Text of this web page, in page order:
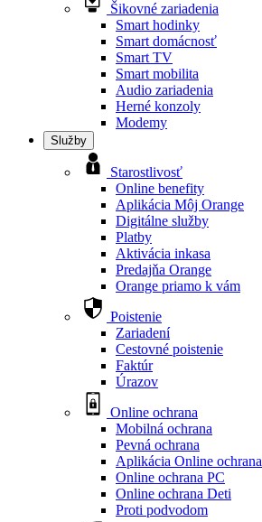
Šikovné zariadenia
Smart hodinky
Smart domácnosť
Smart TV
Smart mobilita
Audio zariadenia
Herné konzoly
Modemy
Služby
Starostlivosť
Online benefity
Aplikácia Môj Orange
Digitálne služby
Platby
Aktivácia inkasa
Predajňa Orange
Orange priamo k vám
Poistenie
Zariadení
Cestovné poistenie
Faktúr
Úrazov
Online ochrana
Mobilná ochrana
Pevná ochrana
Aplikácia Online ochrana
Online ochrana PC
Online ochrana Deti
Proti podvodom